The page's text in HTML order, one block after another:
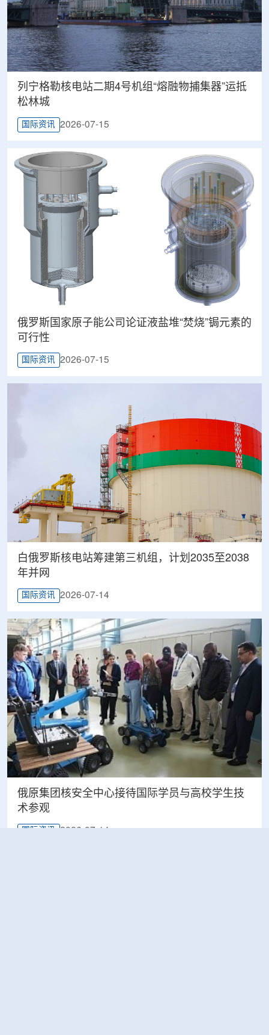
列宁格勒核电站二期4号机组“熔融物捕集器”运抵
松林城
国际资讯 2026-07-15
俄罗斯国家原子能公司论证液盐堆“焚烧”锔元素的
可行性
国际资讯 2026-07-15
白俄罗斯核电站筹建第三机组，计划2035至2038
年并网
国际资讯 2026-07-14
俄原集团核安全中心接待国际学员与高校学生技
术参观
国际资讯 2026-07-14